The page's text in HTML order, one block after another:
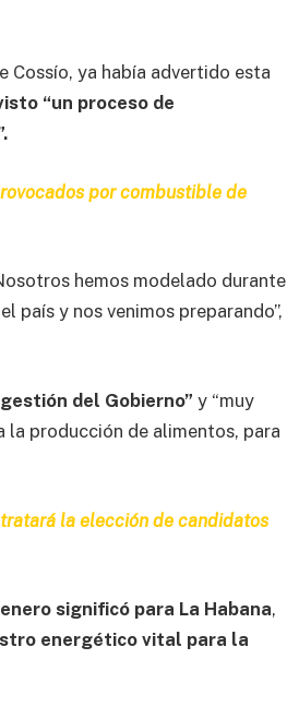
Cossío, ya había advertido esta
“un proceso de
por combustible de
hemos modelado durante
país y nos venimos preparando”,
del Gobierno” y “muy
producción de alimentos, para
la elección de candidatos
significó para La Habana,
energético vital para la